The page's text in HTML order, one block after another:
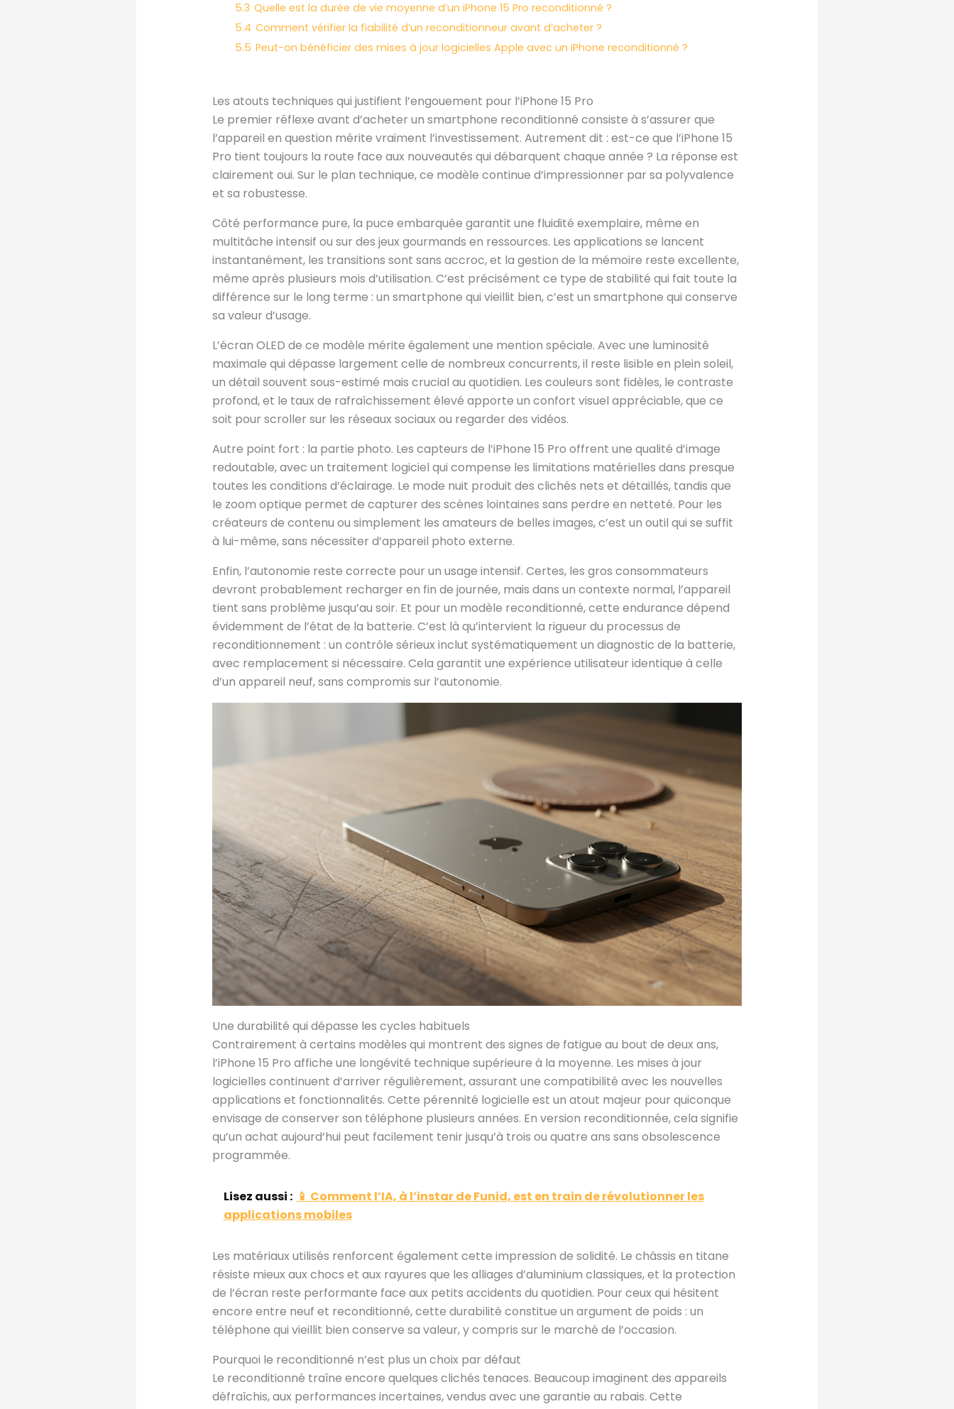
5.3 Quelle est la durée de vie moyenne d’un iPhone 15 Pro reconditionné ?
5.4 Comment vérifier la fiabilité d’un reconditionneur avant d’acheter ?
5.5 Peut-on bénéficier des mises à jour logicielles Apple avec un iPhone reconditionné ?
Les atouts techniques qui justifient l’engouement pour l’iPhone 15 Pro
Le premier réflexe avant d’acheter un smartphone reconditionné consiste à s’assurer que
l’appareil en question mérite vraiment l’investissement. Autrement dit : est-ce que l’iPhone 15
Pro tient toujours la route face aux nouveautés qui débarquent chaque année ? La réponse est
clairement oui. Sur le plan technique, ce modèle continue d’impressionner par sa polyvalence
et sa robustesse.
Côté performance pure, la puce embarquée garantit une fluidité exemplaire, même en
multitâche intensif ou sur des jeux gourmands en ressources. Les applications se lancent
instantanément, les transitions sont sans accroc, et la gestion de la mémoire reste excellente,
même après plusieurs mois d’utilisation. C’est précisément ce type de stabilité qui fait toute la
différence sur le long terme : un smartphone qui vieillit bien, c’est un smartphone qui conserve
sa valeur d’usage.
L’écran OLED de ce modèle mérite également une mention spéciale. Avec une luminosité
maximale qui dépasse largement celle de nombreux concurrents, il reste lisible en plein soleil,
un détail souvent sous-estimé mais crucial au quotidien. Les couleurs sont fidèles, le contraste
profond, et le taux de rafraîchissement élevé apporte un confort visuel appréciable, que ce
soit pour scroller sur les réseaux sociaux ou regarder des vidéos.
Autre point fort : la partie photo. Les capteurs de l’iPhone 15 Pro offrent une qualité d’image
redoutable, avec un traitement logiciel qui compense les limitations matérielles dans presque
toutes les conditions d’éclairage. Le mode nuit produit des clichés nets et détaillés, tandis que
le zoom optique permet de capturer des scènes lointaines sans perdre en netteté. Pour les
créateurs de contenu ou simplement les amateurs de belles images, c’est un outil qui se suffit
à lui-même, sans nécessiter d’appareil photo externe.
Enfin, l’autonomie reste correcte pour un usage intensif. Certes, les gros consommateurs
devront probablement recharger en fin de journée, mais dans un contexte normal, l’appareil
tient sans problème jusqu’au soir. Et pour un modèle reconditionné, cette endurance dépend
évidemment de l’état de la batterie. C’est là qu’intervient la rigueur du processus de
reconditionnement : un contrôle sérieux inclut systématiquement un diagnostic de la batterie,
avec remplacement si nécessaire. Cela garantit une expérience utilisateur identique à celle
d’un appareil neuf, sans compromis sur l’autonomie.
Une durabilité qui dépasse les cycles habituels
Contrairement à certains modèles qui montrent des signes de fatigue au bout de deux ans,
l’iPhone 15 Pro affiche une longévité technique supérieure à la moyenne. Les mises à jour
logicielles continuent d’arriver régulièrement, assurant une compatibilité avec les nouvelles
applications et fonctionnalités. Cette pérennité logicielle est un atout majeur pour quiconque
envisage de conserver son téléphone plusieurs années. En version reconditionnée, cela signifie
qu’un achat aujourd’hui peut facilement tenir jusqu’à trois ou quatre ans sans obsolescence
programmée.
Lisez aussi : 📱 Comment l’IA, à l’instar de Funid, est en train de révolutionner les
applications mobiles
Les matériaux utilisés renforcent également cette impression de solidité. Le châssis en titane
résiste mieux aux chocs et aux rayures que les alliages d’aluminium classiques, et la protection
de l’écran reste performante face aux petits accidents du quotidien. Pour ceux qui hésitent
encore entre neuf et reconditionné, cette durabilité constitue un argument de poids : un
téléphone qui vieillit bien conserve sa valeur, y compris sur le marché de l’occasion.
Pourquoi le reconditionné n’est plus un choix par défaut
Le reconditionné traîne encore quelques clichés tenaces. Beaucoup imaginent des appareils
défraîchis, aux performances incertaines, vendus avec une garantie au rabais. Cette